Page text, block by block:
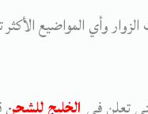
وأي المواضيع
تعلن في الخليج للشحن